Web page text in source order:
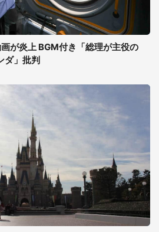
が炎上 BGM付き「総理が主役の
ダ」批判